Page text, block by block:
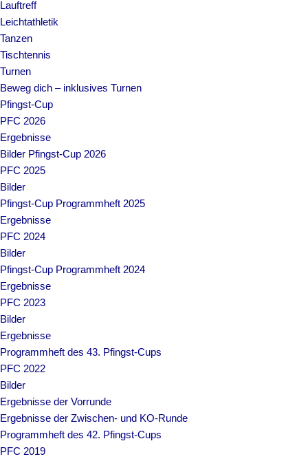
Lauftreff
Leichtathletik
Tanzen
Tischtennis
Turnen
Beweg dich – inklusives Turnen
Pfingst-Cup
PFC 2026
Ergebnisse
Bilder Pfingst-Cup 2026
PFC 2025
Bilder
Pfingst-Cup Programmheft 2025
Ergebnisse
PFC 2024
Bilder
Pfingst-Cup Programmheft 2024
Ergebnisse
PFC 2023
Bilder
Ergebnisse
Programmheft des 43. Pfingst-Cups
PFC 2022
Bilder
Ergebnisse der Vorrunde
Ergebnisse der Zwischen- und KO-Runde
Programmheft des 42. Pfingst-Cups
PFC 2019